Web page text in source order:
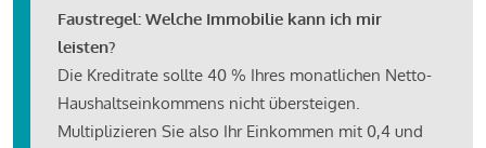
Faustregel: Welche Immobilie kann ich mir
leisten?
Die Kreditrate sollte 40 % Ihres monatlichen Netto-
Haushaltseinkommens nicht übersteigen.
Multiplizieren Sie also Ihr Einkommen mit 0,4 und